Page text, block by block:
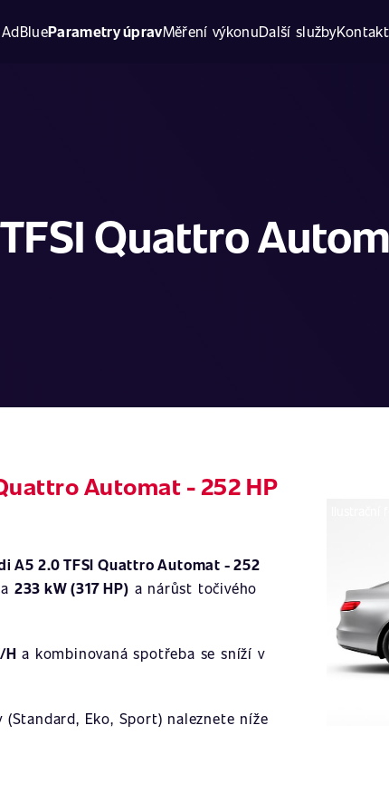
Parametry úpravMěření výkonuDalší službyKontakt
Quattro
Automat - 252 HP
A5 2.0 TFSI Quattro Automat - 252
233 kW (317 HP) a nárůst točivého
H a kombinovaná spotřeba se sníží v
Eko, Sport) naleznete níže